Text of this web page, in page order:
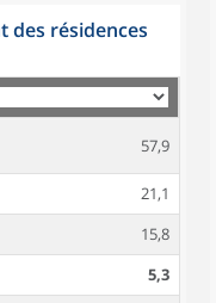
des résidences
57,9
21,1
15,8
5,3